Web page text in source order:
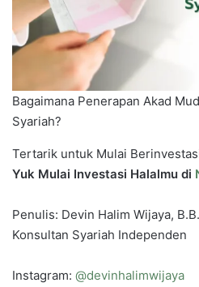
Bagaimana Penerapan Akad
Syariah?
Tertarik untuk Mulai
Yuk Mulai Investasi Halalmu di
Penulis: Devin Halim Wijaya,
Konsultan Syariah Independen
Instagram: @devinhalimwijaya